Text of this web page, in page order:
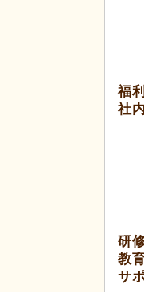
福
社
研
教
サ